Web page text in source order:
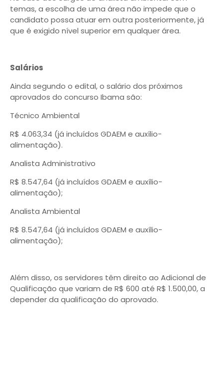
temas, a escolha de uma área não impede que o
candidato possa atuar em outra posteriormente, já
que é exigido nível superior em qualquer área.
Salários
Ainda segundo o edital, o salário dos próximos
aprovados do concurso Ibama são:
Técnico Ambiental
R$ 4.063,34 (já incluídos GDAEM e auxílio-
alimentação).
Analista Administrativo
R$ 8.547,64 (já incluídos GDAEM e auxílio-
alimentação);
Analista Ambiental
R$ 8.547,64 (já incluídos GDAEM e auxílio-
alimentação);
Além disso, os servidores têm direito ao Adicional de
Qualificação que variam de R$ 600 até R$ 1.500,00, a
depender da qualificação do aprovado.